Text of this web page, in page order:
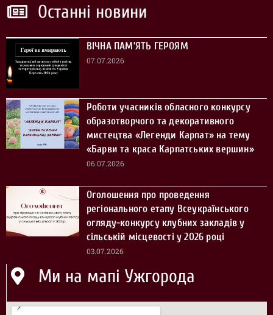
Останні новини
ВІЧНА ПАМ’ЯТЬ ГЕРОЯМ
07.07.2026
Роботи учасників обласного конкурсу
образотворчого та декоративного
мистецтва «Легенди Карпат» на тему
«Барви та краса Карпатських вершин»
06.07.2026
Оголошення про проведення
регіонального етапу Всеукраїнського
огляду-конкурсу клубних закладів у
сільській місцевості у 2026 році
03.07.2026
Ми на мапі Ужгорода